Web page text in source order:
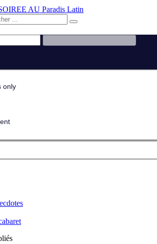
AU Paradis Latin
only